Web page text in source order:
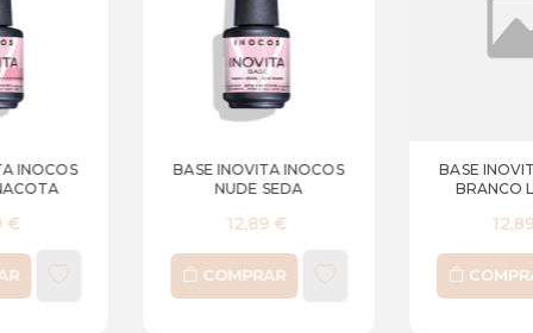
BASE INOVITA INOCOS
COMPRAR
BASE INOVITA INOCOS
BRANCO LEITOSO
COMPRAR